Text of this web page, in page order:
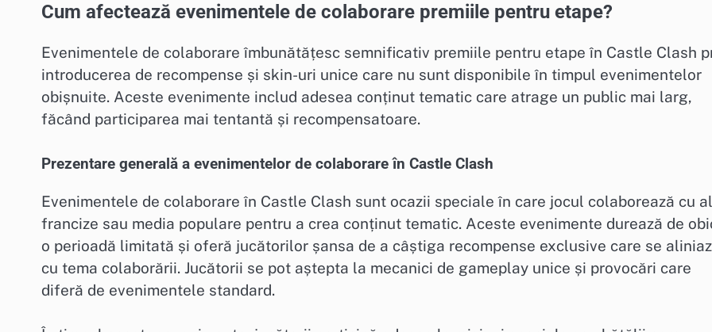
Cum afectează evenimentele de colaborare premiile pentru etape?
Evenimentele de colaborare îmbunătățesc semnificativ premiile pentru etape în Castle Clash
introducerea de recompense și skin-uri unice care nu sunt disponibile în timpul evenimentelor
obișnuite. Aceste evenimente includ adesea conținut tematic care atrage un public mai larg,
făcând participarea mai tentantă și recompensatoare.
Prezentare generală a evenimentelor de colaborare în Castle Clash
Evenimentele de colaborare în Castle Clash sunt ocazii speciale în care jocul colaborează cu
francize sau media populare pentru a crea conținut tematic. Aceste evenimente durează de
o perioadă limitată și oferă jucătorilor șansa de a câștiga recompense exclusive care se
cu tema colaborării. Jucătorii se pot aștepta la mecanici de gameplay unice și provocări care
diferă de evenimentele standard.